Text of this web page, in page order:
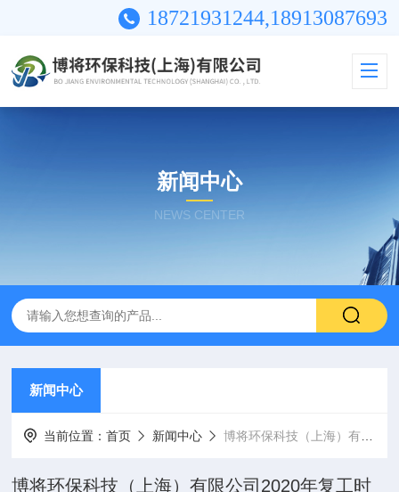
18721931244,18913087693
新闻中心
NEWS CENTER
新闻中心
当前位置：首页 新闻中心 博将环保科技（上海）有限公司2020年复工时间通知
博将环保科技（上海）有限公司2020年复工时